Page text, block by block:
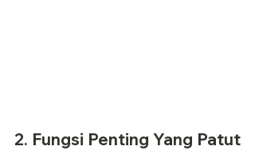
2. Fungsi Penting Yang Patut